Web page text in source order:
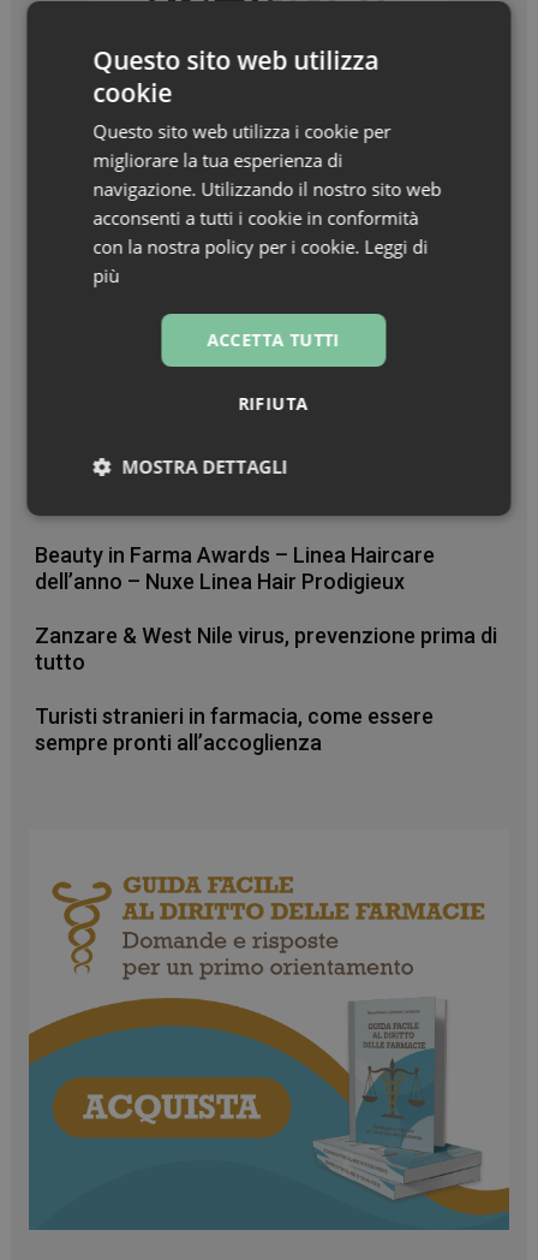
I più letti
Intelligenza artificiale in farmacia: opportunità e
regole per un uso consapevole. Guida gratuita
Raffaele La Regina: “Coraggio, pazienza e
Beauty in Farma Awards – Linea Haircare
dell’anno – Nuxe Linea Hair Prodigieux
Zanzare & West Nile virus, prevenzione prima di
tutto
Turisti stranieri in farmacia, come essere
sempre pronti all’accoglienza
Questo sito web utilizza
cookie
Questo sito web utilizza i cookie per
migliorare la tua esperienza di
navigazione. Utilizzando il nostro sito web
acconsenti a tutti i cookie in conformità
con la nostra policy per i cookie. Leggi di
più
ACCETTA TUTTI
RIFIUTA
MOSTRA DETTAGLI
Necessari Marketing
Non
Necessari Marketing
I cookie necessari contribuiscono a rendere fruibile il
NOME
PHPSESSID
PHP.net
.www.farmamese.it
Sessione